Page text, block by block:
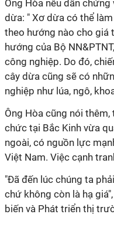
Ông Hòa nêu dẫn
dừa: " Xơ dừa có thể
theo hướng nào cho giá
hướng của Bộ
công nghiệp. Do đó,
cây dừa cũng sẽ có
nghiệp như lúa, ngô,
Ông Hòa cũng nói
chức tại Bắc Kinh vừa
ngoài, có nguồn lực
Việt Nam. Việc cạnh
"Đã đến lúc chúng ta
chứ không còn là hạ
biến và Phát triển thị